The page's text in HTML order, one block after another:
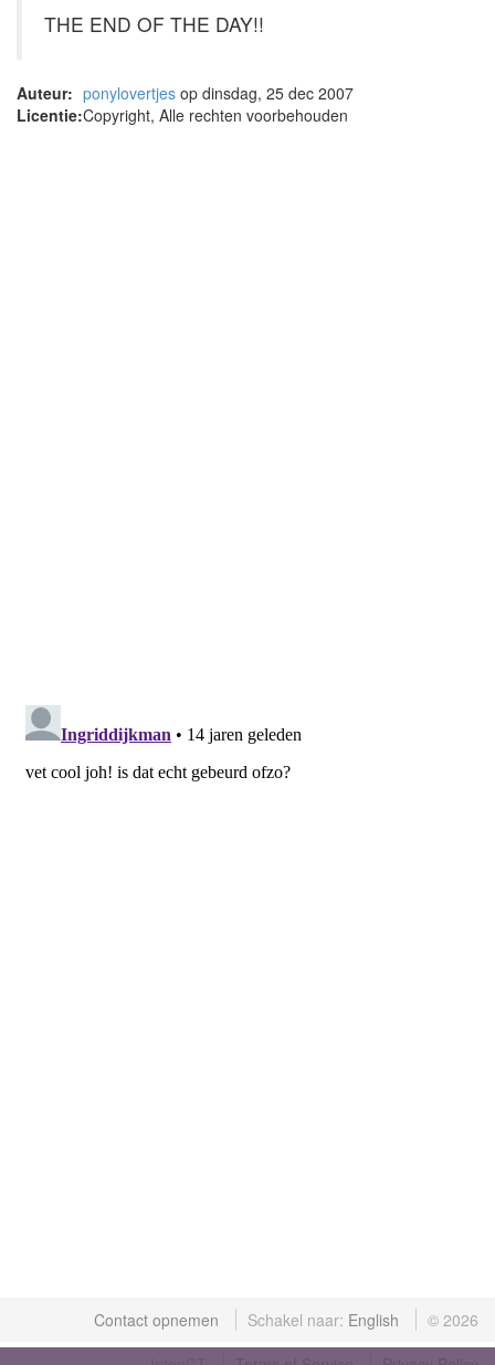
THE END OF THE DAY!!
Auteur: ponylovertjes op dinsdag, 25 dec 2007
Licentie:Copyright, Alle rechten voorbehouden
Contact opnemen Schakel naar: © 2026